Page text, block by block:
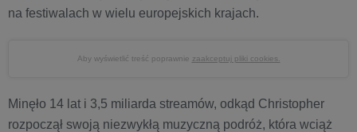
na festiwalach w wielu europejskich krajach.
Aby wyświetlić treść poprawnie zaakceptuj pliki cookies.
Minęło 14 lat i 3,5 miliarda streamów, odkąd Christopher
rozpoczął swoją niezwykłą muzyczną podróż, która wciąż